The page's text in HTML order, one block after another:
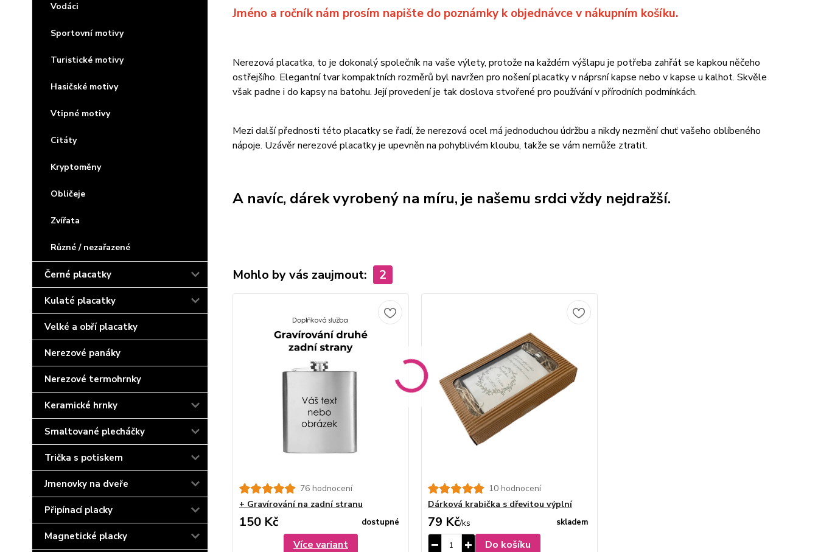
Vodáci
Sportovní motivy
Turistické motivy
Hasičské motivy
Vtipné motivy
Citáty
Kryptoměny
Obličeje
Zvířata
Různé / nezařazené
Černé placatky
Kulaté placatky
Velké a obří placatky
Nerezové panáky
Nerezové termohrnky
Keramické hrnky
Smaltované plecháčky
Trička s potiskem
Jmenovky na dveře
Připínací placky
Magnetické placky
Jméno a ročník nám prosím napište do poznámky k objednávcev nákupním košíku.
Nerezová placatka, to je dokonalý společník na vaše výlety, protože na každém výšlapu je potřeba zahřát se kapkou něčeho
ostřejšího. Elegantní tvar kompaktních rozměrů byl navržen pro nošení placatky v náprsní kapse nebo v kapse u kalhot. Skvěle
však padne i do kapsy na batohu. Její provedení je tak doslova stvořené pro používání v přírodních podmínkách.
Mezi další přednosti této placatky se řadí, že nerezová ocel má jednoduchou údržbu a nikdy nezmění chuť vašeho oblíbeného
nápoje. Uzávěr nerezové placatky je upevněn na pohyblivém kloubu, takže se vám nemůže ztratit.
A navíc, dárek vyrobený na míru, je našemu srdci vždy nejdražší.
Mohlo by vás zaujmout: 2
76 hodnocení
+ Gravírování na zadní stranu
150 Kč dostupné
Více variant
10 hodnocení
Dárková krabička s dřevitou výplní
79 Kč/ks skladem
Do košíku